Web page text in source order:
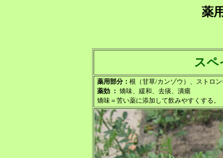
薬
スペ
薬用部分： 根（甘草/カンゾウ）、ストロ
薬効 ： 矯味、緩和、去痰、潰瘍
矯味＝苦い薬に添加して飲みやすくする。